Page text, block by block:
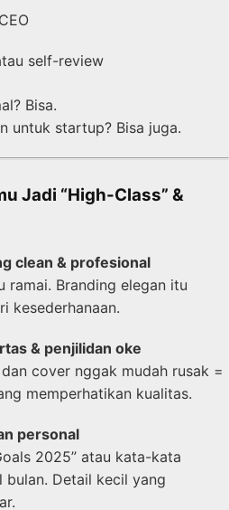
self-review
Bisa.
untuk startup? Bisa juga.
Jadi “High-Class” &
clean & profesional
ramai. Branding elegan itu
kesederhanaan.
& penjilidan oke
cover nggak mudah rusak =
memperhatikan kualitas.
personal
2025” atau kata-kata
Detail kecil yang